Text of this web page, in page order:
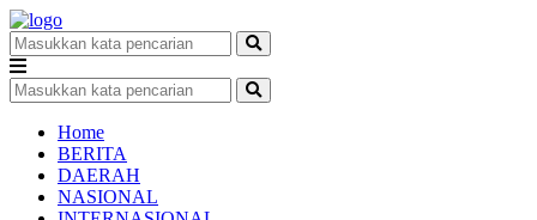
Home
BERITA
DAERAH
NASIONAL